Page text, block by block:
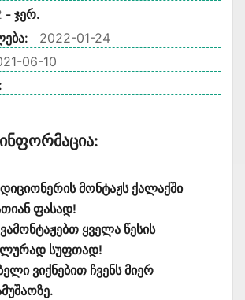
- ჯერ.
2022-01-24
06-10
მონტაჟს ქალაქში
ფასად!
ყველა წესის
სუფთად!
ვიქნებით ჩვენს მიერ